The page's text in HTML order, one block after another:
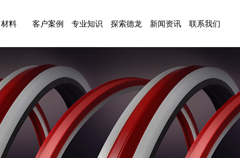
材料 客户案例 专业知识 探索德龙 新闻资讯 联系我们